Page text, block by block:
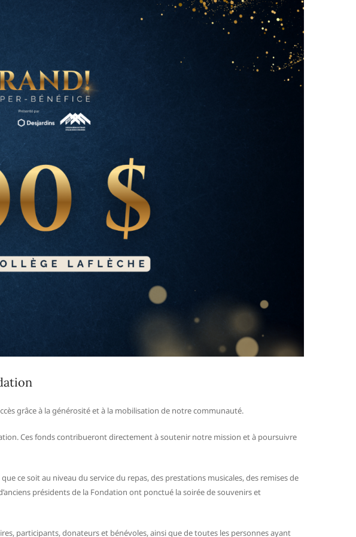
grâce à la générosité et à la mobilisation de notre communauté.
Ces fonds contribueront directement à soutenir notre mission et à poursuivre
ce soit au niveau du service du repas, des prestations musicales, des remises de
présidents de la Fondation ont ponctué la soirée de souvenirs et
participants, donateurs et bénévoles, ainsi que de toutes les personnes ayant